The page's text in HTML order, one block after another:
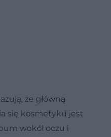
że główną
się kosmetyku jest
wokół oczu i